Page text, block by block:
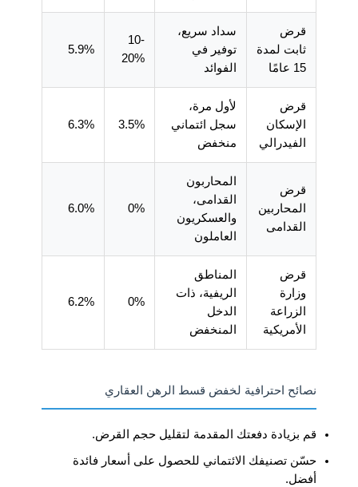
قرض
ثابت لمدة
15 عامًا
سداد سريع،
توفير في
الفوائد
10-
20%
5.9%
قرض
الإسكان
الفيدرالي
لأول مرة،
سجل ائتماني
منخفض
3.5%
6.3%
قرض
المحاربين
القدامى
المحاربون
القدامى،
والعسكريون
العاملون
0%
6.0%
قرض
وزارة
الزراعة
الأمريكية
المناطق
الريفية، ذات
الدخل
المنخفض
0%
6.2%
نصائح احترافية لخفض قسط الرهن العقاري
قم بزيادة دفعتك المقدمة لتقليل حجم القرض.
حسّن تصنيفك الائتماني للحصول على أسعار فائدة
أفضل.